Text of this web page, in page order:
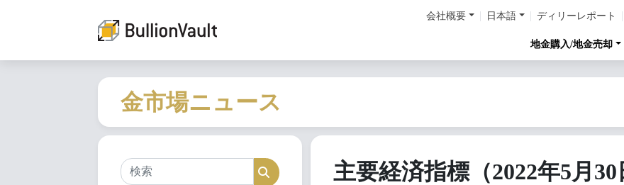
会社概要 日本語 ディリーレポート
地金購入/地金売却
金市場ニュース
検索 検索
主要経済指標（2022年5月30